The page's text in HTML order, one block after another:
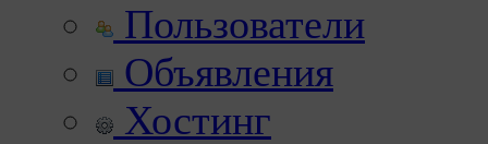
Пользователи
Объявления
Хостинг